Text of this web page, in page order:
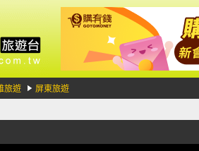
旅遊 屏東旅遊